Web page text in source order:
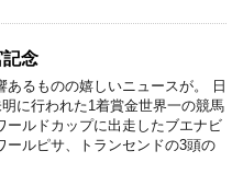
念
あるものの嬉しいニュースが。 日
に行われた1着賞金世界一の競馬
ールドカップに出走したブエナビ
ールピサ、トランセンドの3頭の